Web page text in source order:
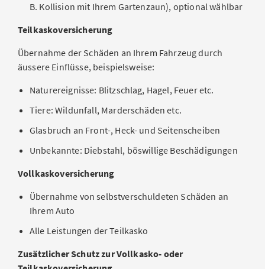
B. Kollision mit Ihrem Gartenzaun), optional wählbar
Teilkaskoversicherung
Übernahme der Schäden an Ihrem Fahrzeug durch
äussere Einflüsse, beispielsweise:
Naturereignisse: Blitzschlag, Hagel, Feuer etc.
Tiere: Wildunfall, Marderschäden etc.
Glasbruch an Front-, Heck- und Seitenscheiben
Unbekannte: Diebstahl, böswillige Beschädigungen
Vollkaskoversicherung
Übernahme von selbstverschuldeten Schäden an
Ihrem Auto
Alle Leistungen der Teilkasko
Zusätzlicher Schutz zur Vollkasko- oder